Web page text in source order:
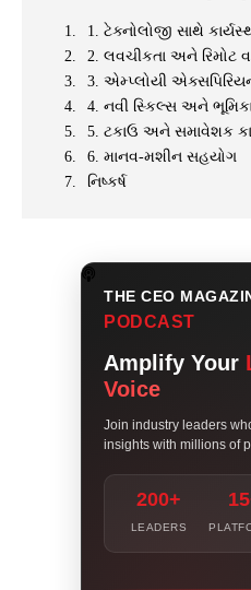
1. ટેક્નોલોજી સાથે
2. લવચીકતા અને રિમોટ
3. એમ્પ્લોયી
4. નવી સ્કિલ્સ અને
5. ટકાઉ અને સમાવેશક
6. માનવ-મશીન સહયોગ
નિષ્કર્ષ
THE CEO
PODCAST
Amplify Your
Voice
Join industry leaders
insights with millions of
200+
LEADERS